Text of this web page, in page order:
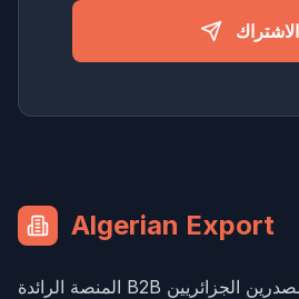
الاشتراك
Algerian Export
المنصة الرائدة B2B المخصصة لربط المصدرين الجزائريين